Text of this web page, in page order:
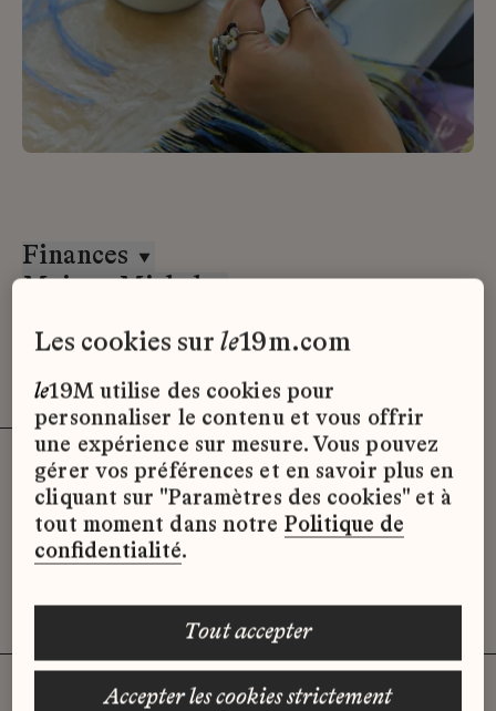
Finances
Maison Michel
Désolé, il semble qu’il n’y ait pas
d’offres d’emploi disponibles pour le
moment.
les cookies surle19m.com
le19M utilise des cookies pour
personnaliser le contenu et vous offrir
une expérience sur mesure. Vous pouvez
gérer vos préférences et en savoir plus en
cliquant sur "Paramètres des cookies" et à
tout moment dans notre Politique de
confidentialité.
accepter les cookies strictement
tout accepter